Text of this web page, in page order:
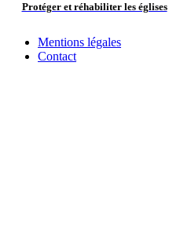
Protéger et réhabiliter les églises
Mentions légales
Contact